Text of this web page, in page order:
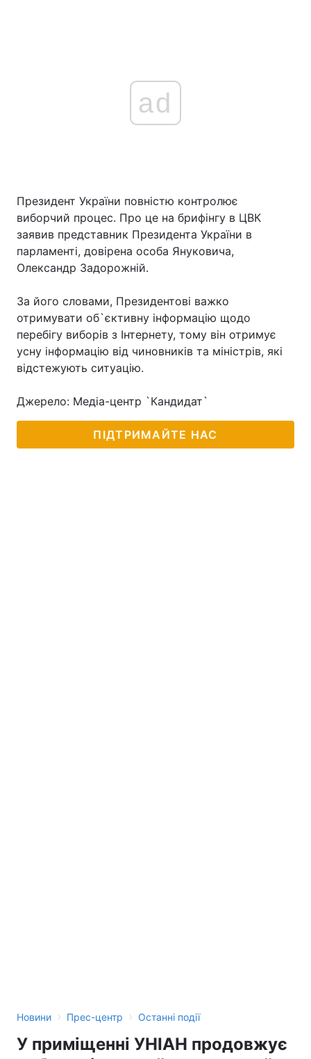
ad
Президент України повністю контролює
виборчий процес. Про це на брифінгу в ЦВК
заявив представник Президента України в
парламенті, довірена особа Януковича,
Олександр Задорожній.
За його словами, Президентові важко
отримувати об`єктивну інформацію щодо
перебігу виборів з Інтернету, тому він отримує
усну інформацію від чиновників та міністрів, які
відстежують ситуацію.
Джерело: Медіа-центр `Кандидат`
ПІДТРИМАЙТЕ НАС
Новини › Прес-центр › Останні події
У приміщенні УНІАН продовжує